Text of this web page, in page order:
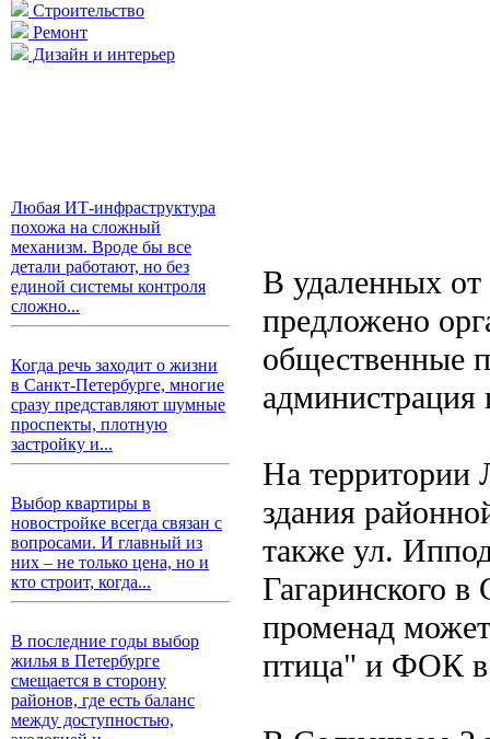
Строительство
Ремонт
Дизайн и интерьер
Любая ИТ-инфраструктура
похожа на сложный
механизм. Вроде бы все
детали работают, но без
единой системы контроля
сложно...
Когда речь заходит о жизни
в Санкт-Петербурге, многие
сразу представляют шумные
проспекты, плотную
застройку и...
Выбор квартиры в
новостройке всегда связан с
вопросами. И главный из
них – не только цена, но и
кто строит, когда...
В последние годы выбор
жилья в Петербурге
смещается в сторону
районов, где есть баланс
между доступностью,
В удаленных от
предложено
общественные
администрация
На территории
здания
также ул.
Гагаринского
променад
птица" и ФОК в